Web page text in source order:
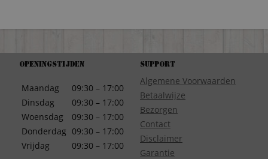
Openingstijden
Maandag
Dinsdag
Woensdag
Donderdag
Vrijdag
09:30 – 17:00
09:30 – 17:00
09:30 – 17:00
09:30 – 17:00
09:30 – 17:00
Support
Algemene Voorwaarden
Betaalwijze
Bezorgen
Contact
Disclaimer
Garantie